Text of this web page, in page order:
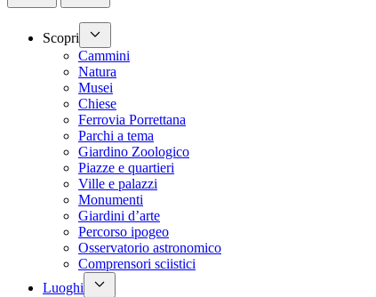
Scopri
Cammini
Natura
Musei
Chiese
Ferrovia Porrettana
Parchi a tema
Giardino Zoologico
Piazze e quartieri
Ville e palazzi
Monumenti
Giardini d’arte
Percorso ipogeo
Osservatorio astronomico
Comprensori sciistici
Luoghi